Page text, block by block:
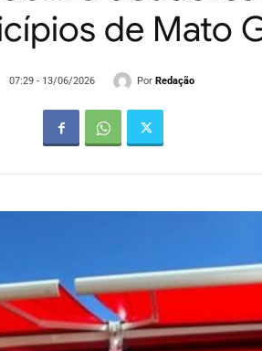
de Mato
07:29 - 13/06/2026 Por Redação